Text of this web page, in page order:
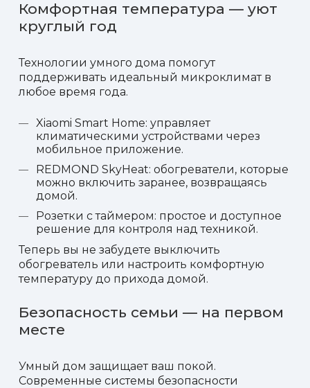
Комфортная температура — уют
круглый год
Технологии умного дома помогут
поддерживать идеальный микроклимат в
любое время года.
Xiaomi Smart Home: управляет
климатическими устройствами через
мобильное приложение.
REDMOND SkyHeat: обогреватели, которые
можно включить заранее, возвращаясь
домой.
Розетки с таймером: простое и доступное
решение для контроля над техникой.
Теперь вы не забудете выключить
обогреватель или настроить комфортную
температуру до прихода домой.
Безопасность семьи — на первом
месте
Умный дом защищает ваш покой.
Современные системы безопасности